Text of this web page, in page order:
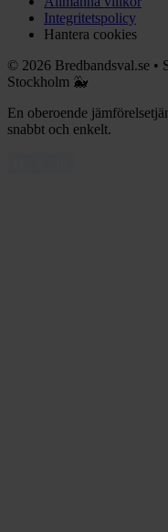
Integritetspolicy
Hantera cookies
© 2026 Bredbandsval.se •
Stockholm 🐳
En oberoende
snabbt och enkelt.